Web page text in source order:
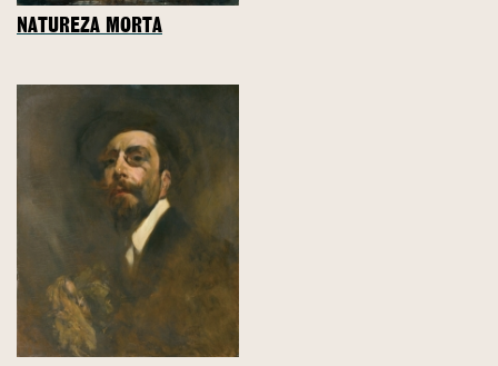
NATUREZA MORTA